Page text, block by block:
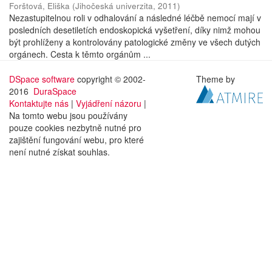
Forštová, Eliška (Jihočeská univerzita, 2011)
Nezastupitelnou roli v odhalování a následné léčbě nemocí mají v
posledních desetiletích endoskopická vyšetření, díky nimž mohou
být prohlíženy a kontrolovány patologické změny ve všech dutých
orgánech. Cesta k těmto orgánům ...
DSpace software copyright © 2002-
2016 DuraSpace
Kontaktujte nás | Vyjádření názoru |
Na tomto webu jsou používány
pouze cookies nezbytně nutné pro
zajištění fungování webu, pro které
není nutné získat souhlas.
Theme by